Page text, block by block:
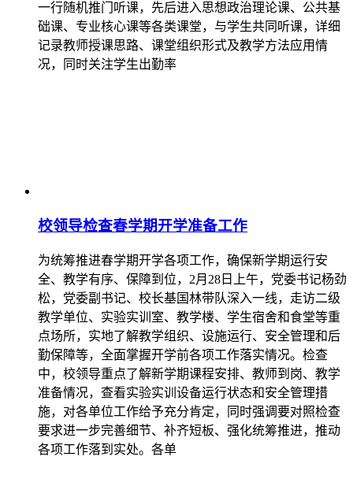
一行随机推门听课，先后进入思想政治理论课、公共基
础课、专业核心课等各类课堂，与学生共同听课，详细
记录教师授课思路、课堂组织形式及教学方法应用情
况，同时关注学生出勤率
校领导检查春学期开学准备工作
为统筹推进春学期开学各项工作，确保新学期运行安
全、教学有序、保障到位，2月28日上午，党委书记杨劲
松，党委副书记、校长基国林带队深入一线，走访二级
教学单位、实验实训室、教学楼、学生宿舍和食堂等重
点场所，实地了解教学组织、设施运行、安全管理和后
勤保障等，全面掌握开学前各项工作落实情况。检查
中，校领导重点了解新学期课程安排、教师到岗、教学
准备情况，查看实验实训设备运行状态和安全管理措
施，对各单位工作给予充分肯定，同时强调要对照检查
要求进一步完善细节、补齐短板、强化统筹推进，推动
各项工作落到实处。各单